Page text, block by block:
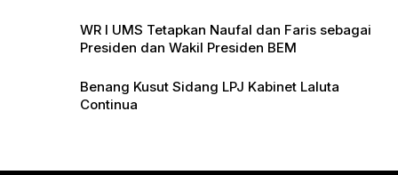
WR I UMS Tetapkan Naufal dan Faris sebagai
Presiden dan Wakil Presiden BEM
Benang Kusut Sidang LPJ Kabinet Laluta
Continua